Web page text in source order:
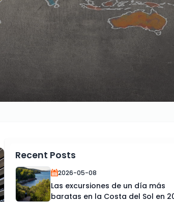
Recent Posts
2026-05-08
Las excursiones de un día más
baratas en la Costa del Sol en